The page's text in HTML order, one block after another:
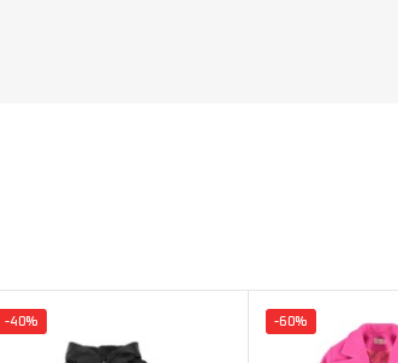
-40% -60%